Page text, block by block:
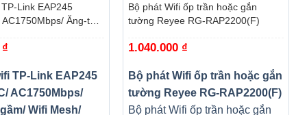
Link EAP245
Ăng-ten
₫
TP-Link EAP245
AC1750Mbps/
Wifi Mesh/
Bộ phát Wifi ốp trần hoặc gắn
tường Reyee RG-RAP2200(F)
1.040.000 ₫
Bộ phát Wifi ốp trần hoặc gắn
tường Reyee RG-RAP2200(F)
Bộ phát Wifi ốp trần hoặc gắn